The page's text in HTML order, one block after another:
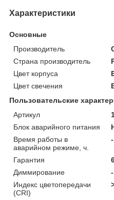
Характеристики
Основные
Производитель
Страна производитель
Цвет корпуса
Цвет свечения
Пользовательские
Артикул
Блок аварийного питания
Время работы в
аварийном режиме, ч.
-
Гарантия
Диммирование
-
Индекс цветопередачи
(CRI)